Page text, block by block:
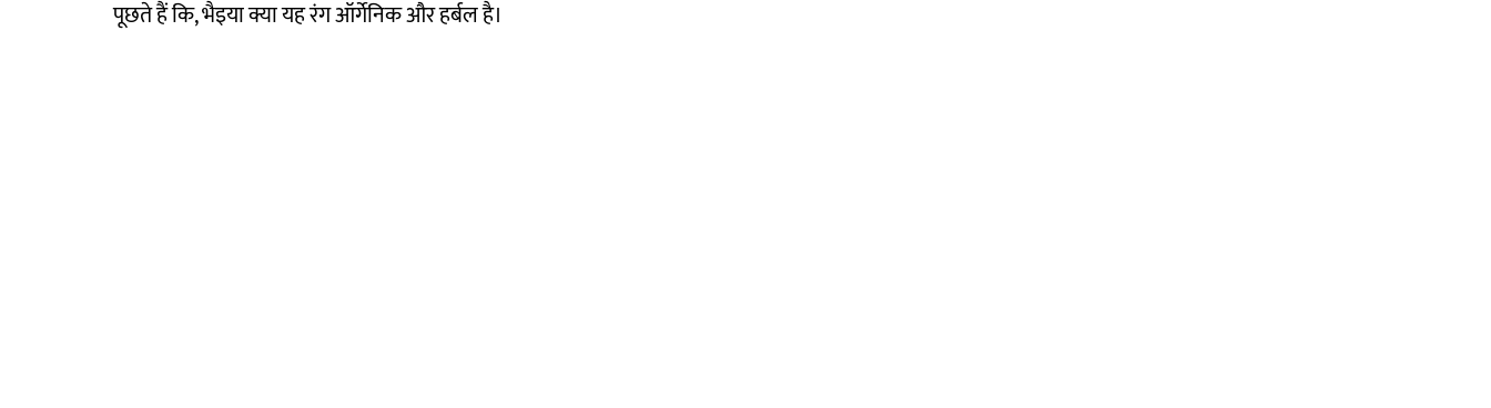
पूछते हैं कि, भैइया क्या यह रंग ऑर्गेनिक और हर्बल है।